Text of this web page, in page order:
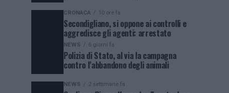
CRONACA 10 ore fa
Secondigliano, si oppone ai controlli e
aggredisce gli agenti: arrestato
NEWS 6 giorni fa
Polizia di Stato, al via la campagna
contro l’abbandono degli animali
NEWS 2 settimane fa